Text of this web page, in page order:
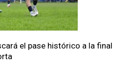
el pase histórico a la final